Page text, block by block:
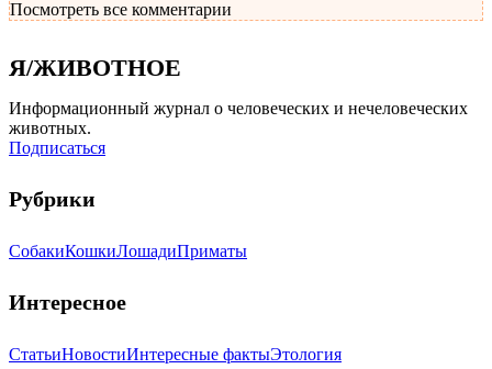
Посмотреть все комментарии
Я/ЖИВОТНОЕ
Информационный журнал о человеческих и нечеловеческих
животных.
Подписаться
Рубрики
СобакиКошкиЛошадиПриматы
Интересное
СтатьиНовостиИнтересные фактыЭтология